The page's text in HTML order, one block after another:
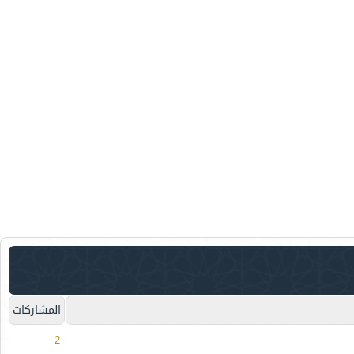
المشاركات
2